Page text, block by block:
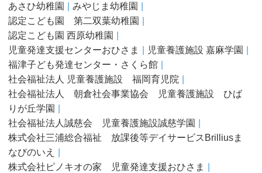
あさひ幼稚園
みやじま幼稚園
認定こども園 第二双葉幼稚園
認定こども園 西原幼稚園
児童発達支援センターおひさま
児童養護施設 嘉麻学園
福津子ども発達センター・さくら館
社会福祉法人 児童養護施設 福岡育児院
社会福祉法人 朝倉社会事業協会 児童養護施設 ひば
りが丘学園
社会福祉法人誠慈会 児童養護施設誠慈学園
株式会社三浦総合福祉 放課後等デイサービスBrilliusま
なびのいえ
株式会社ピノキオの家 児童発達支援おひさま